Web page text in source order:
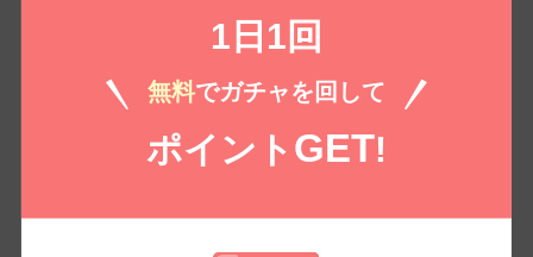
長い友情に花開く恋の予感
無料でこんなに充実した内容が読めるなんて最高です。特に「ジョー
ク・スタート・ルームメイト」の10年の関係性の変化にキュンとしま
した。感情移入しやすいキャラクターたちで、一気に引き込まれま
1日1回
無料でガチャを回して
ポイント GET!